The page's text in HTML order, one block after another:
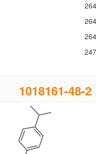
1018161-48-2